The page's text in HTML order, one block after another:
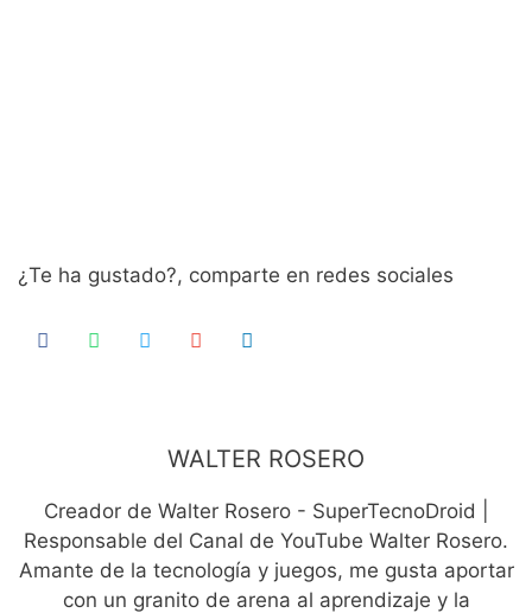
¿Te ha gustado?, comparte en redes sociales
WALTER ROSERO
Creador de Walter Rosero - SuperTecnoDroid |
Responsable del Canal de YouTube Walter Rosero.
Amante de la tecnología y juegos, me gusta aportar
con un granito de arena al aprendizaje y la